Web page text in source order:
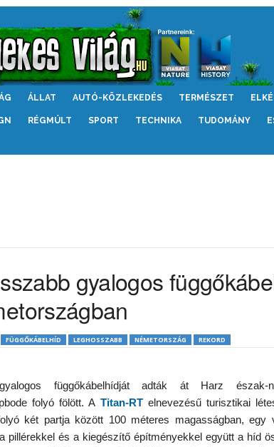
ÁLLAT AUTÓ-KÖZLEKEDÉS TERMÉSZET
RÉGMÚLT SPORT TECHNIKA TUDOMÁNY
gyalogos
FÜGGŐKÁBELHÍD LEGHOSSZABB NÉMETORSZÁG REKORD
függőkábelhídját adták át Harz észak-
folyó fölött. ATitan-RTelnevezésű turisztikai
két partja között 100 méteres magasságban, egy
pillérekkel és a kiegészítő építményekkel együtt a híd